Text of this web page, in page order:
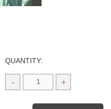
QUANTITY:
- +